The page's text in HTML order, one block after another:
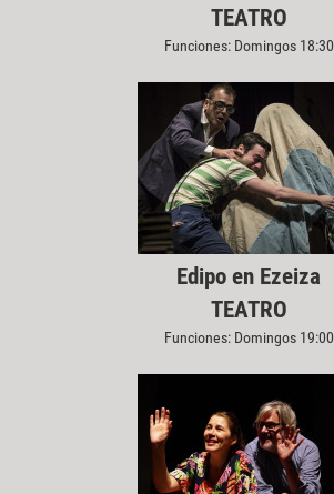
TEATRO
Funciones: Domingos 18:30
Edipo en Ezeiza
TEATRO
Funciones: Domingos 19:00